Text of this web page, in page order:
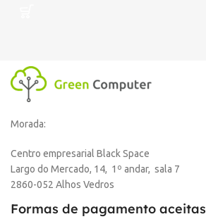
Morada:
Centro empresarial Black Space
Largo do Mercado, 14, 1º andar, sala 7
2860-052 Alhos Vedros
Formas de pagamento aceitas